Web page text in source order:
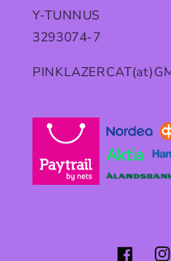
Y-TUNNUS
3293074-7